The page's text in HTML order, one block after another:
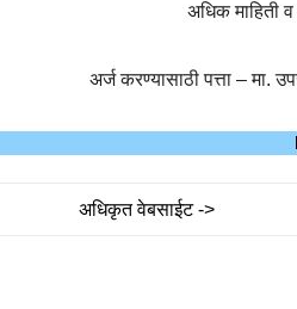
अधिक माहिती
अर्ज करण्यासाठी पत्ता – मा.
अधिकृत वेबसाईट ->